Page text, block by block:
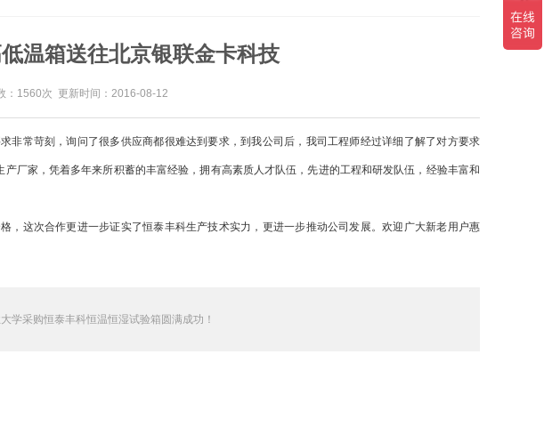
温箱送往北京银联金卡科技
：1560次 更新时间：2016-08-12
常苛刻，询问了很多供应商都很难达到要求，到我公司后，我司工程师经过详细了解了对方要求
厂家，凭着多年来所积蓄的丰富经验，拥有高素质人才队伍，先进的工程和研发队伍，经验丰富和
这次合作更进一步证实了恒泰丰科生产技术实力，更进一步推动公司发展。欢迎广大新老用户惠
学采购恒泰丰科恒温恒湿试验箱圆满成功！